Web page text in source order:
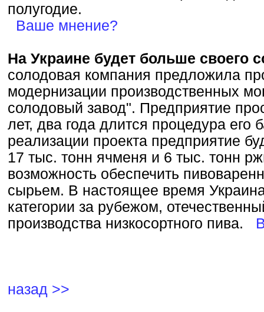
полугодие.
Ваше мнение?
На Украине будет больше своего
солодовая компания предложила
модернизации производственных
солодовый завод". Предприятие
лет, два года длится процедура его
реализации проекта предприятие
17 тыс. тонн ячменя и 6 тыс. тонн
возможность обеспечить
сырьем. В настоящее время
категории за рубежом,
производства низкосортного пива.
назад >>